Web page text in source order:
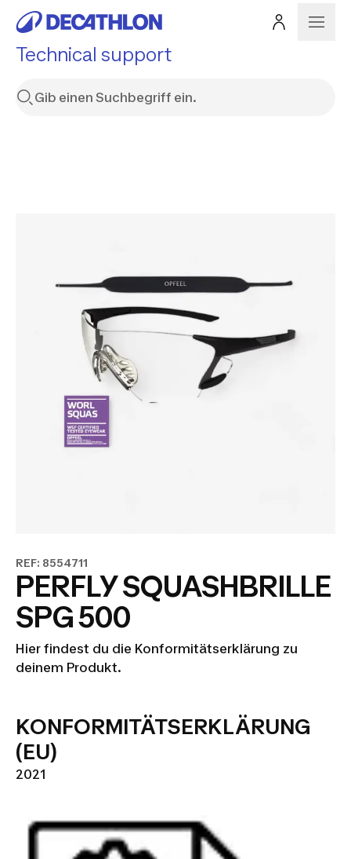
Technical support
REF: 8554711
PERFLY SQUASHBRILLE
SPG 500
Hier findest du die Konformitätserklärung zu
deinem Produkt.
KONFORMITÄTSERKLÄRUNG
(EU)
2021